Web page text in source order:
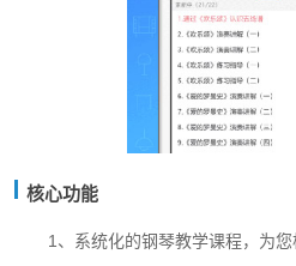
核心功能
1、系统化的钢琴教学课程，为您